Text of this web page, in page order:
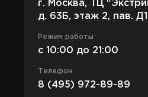
г. Москва, ТЦ
д. 63Б, этаж 2, пав.
Режим работы
c 10:00 до 21:00
Телефон
8 (495) 972-89-89